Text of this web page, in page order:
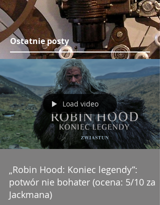
Ostatnie posty
Load video
„Robin Hood: Koniec legendy”:
potwór nie bohater (ocena: 5/10 za
Jackmana)